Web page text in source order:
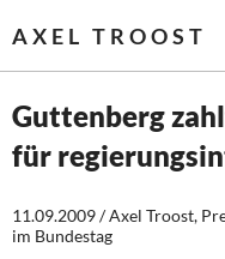
AXEL TROOST
Startseite
Themen
Guttenberg
für
11.09.2009 / Axel Troost,
im Bundestag